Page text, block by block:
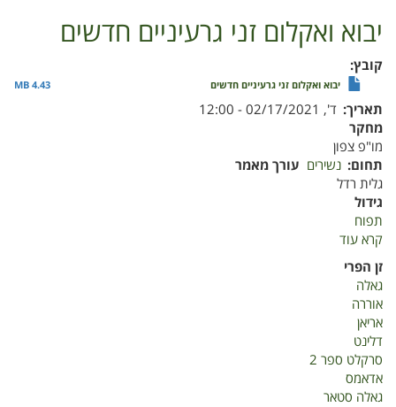
יבוא ואקלום זני גרעיניים חדשים
קובץ
יבוא ואקלום זני גרעיניים חדשים 4.43 MB
תאריך ד', 02/17/2021 - 12:00
מחקר
מו"פ צפון
תחום נשירים עורך מאמר
גלית רדל
גידול
תפוח
קרא עוד
זן הפרי
גאלה
אוררה
אריאן
דלינט
סרקלט ספר 2
אדאמס
גאלה סטאר